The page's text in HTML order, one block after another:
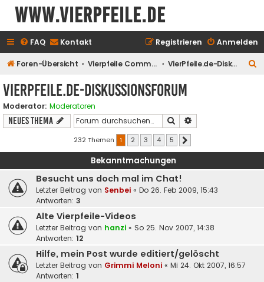
www.vierpfeile.de
FAQ Kontakt Anmelden
Registrieren
Foren-Übersicht Vierpfeile Community VierPfeile.de-Diskussionsforum
VierPfeile.de-Diskussionsforum
Moderator: Moderatoren
Neues Thema Suche
232 Themen 1 2 3 4 5
Bekanntmachungen
Besucht uns doch mal im Chat!
Letzter Beitrag von Senbei « Do 26. Feb 2009, 15:43
Antworten: 3
Alte Vierpfeile-Videos
Letzter Beitrag von hanzi « So 25. Nov 2007, 14:38
Antworten: 12
Hilfe, mein Post wurde editiert/gelöscht
Letzter Beitrag von Grimmi Meloni « Mi 24. Okt 2007, 16:57
Antworten: 1